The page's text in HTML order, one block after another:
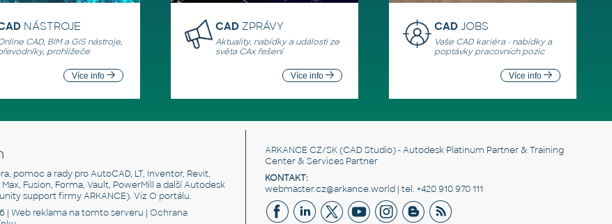
NÁSTROJE
CAD, BIM a GIS nástroje,
prohlížeče
Více info
CAD ZPRÁVY
Aktuality, nabídky a události ze
světa CAx řešení
Více info
CADJOBS
Vaše CAD kariéra - nabídky a
poptávky pracovních pozic
Více info
pomoc a rady pro AutoCAD, LT, Inventor, Revit,
Max, Fusion, Forma, Vault, PowerMill a další Autodesk
support firmy ARKANCE). Viz O portálu.
| Web reklamana tomto serveru | Ochrana
ARKANCE CZ/SK(CAD Studio) - Autodesk Platinum Partner & Training
Center & Services Partner
KONTAKT:
webmaster.cz@arkance.world | tel. +420 910 970 111